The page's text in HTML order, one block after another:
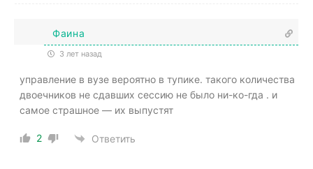
Фаина
3 лет назад
управление в вузе вероятно в тупике. такого количества
двоечников не сдавших сессию не было ни-ко-гда . и
самое страшное — их выпустят
2 Ответить